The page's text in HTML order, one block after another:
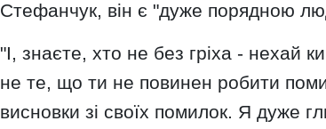
Стефанчук, він є "дуже порядною
"І, знаєте, хто не без гріха - нехай
не те, що ти не повинен робити
висновки зі своїх помилок. Я дуже